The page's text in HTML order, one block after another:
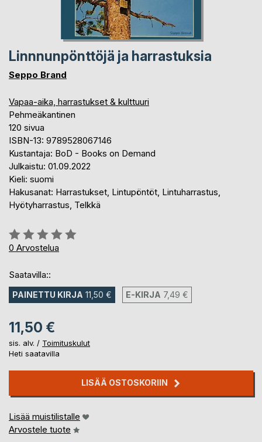
Linnnunpönttöjä ja harrastuksia
Seppo Brand
Vapaa-aika, harrastukset & kulttuuri
Pehmeäkantinen
120 sivua
ISBN-13: 9789528067146
Kustantaja: BoD - Books on Demand
Julkaistu: 01.09.2022
Kieli: suomi
Hakusanat: Harrastukset, Lintupöntöt, Lintuharrastus,
Hyötyharrastus, Telkkä
Arvostelu::
0%
0 Arvostelua
Saatavilla::
PAINETTU KIRJA 11,50 € E-KIRJA 7,49 €
11,50 €
sis. alv. / Toimituskulut
Heti saatavilla
LISÄÄ OSTOSKORIIN
Lisää muistilistalle
Arvostele tuote